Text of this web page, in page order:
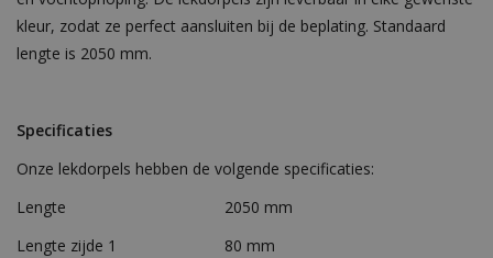
kleur, zodat ze perfect aansluiten bij de beplating. Standaard
lengte is 2050 mm.
Specificaties
Onze lekdorpels hebben de volgende specificaties:
Lengte
2050 mm
Lengte zijde 1
80 mm